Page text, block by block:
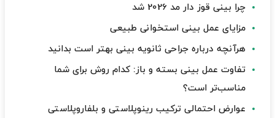
چرا بینی قوز دار مد 2026 شد
مزایای عمل بینی استخوانی طبیعی
هرآنچه درباره جراحی ثانویه بینی بهتر است بدانید
تفاوت عمل بینی بسته و باز: کدام روش برای شما
مناسب‌تر است؟
عوارض احتمالی ترکیب رینوپلاستی و بلفاروپلاستی